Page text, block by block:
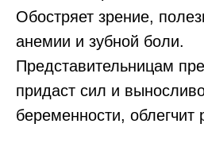
Обостряет зрение,
анемии и зубной боли.
Представительницам
придаст сил и
беременности, облегчит